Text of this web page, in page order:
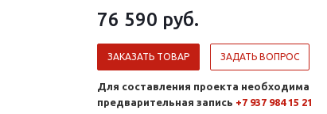
76 590 руб.
ЗАКАЗАТЬ ТОВАР ЗАДАТЬ ВОПРОС
Для составления проекта необходима
предварительная запись +7 937 984 15 21